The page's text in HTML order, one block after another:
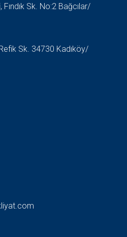
Sk. No:2 Bağcılar/
Sk. 34730 Kadıköy/